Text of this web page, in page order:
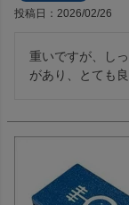
投稿日 2026/02/26
重いですが、し
があり、とても